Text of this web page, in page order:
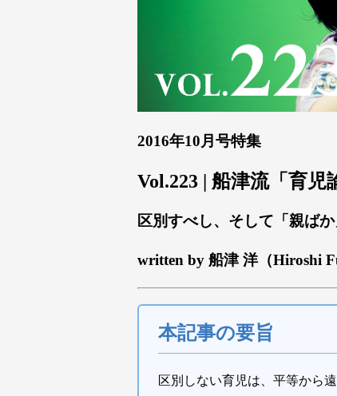
2016年10月号特集
Vol.223 | 船津流「育児
区別すべし、そして「親ばか
written by 船津 洋（Hiroshi
本記事の要旨
区別しない育児は、平等から